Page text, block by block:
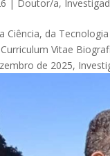
| Doutor/a,
Ciência, da
Vitae
de 2025,